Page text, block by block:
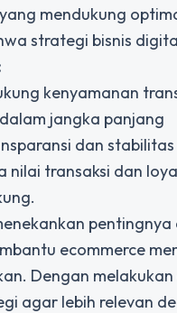
mendukung
strategi bisnis
kenyamanan
jangka panjang
dan stabilitas
nilai transaksi dan
ecommerce
Dengan
agar lebih relevan